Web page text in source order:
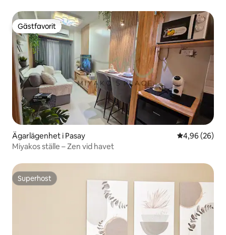
Gästfavorit
Gästfavorit
Ägarlägenhet i Pasay 4,96 av 5 i
4,96 (26)
Miyakos ställe – Zen vid havet
Superhost
Superhost